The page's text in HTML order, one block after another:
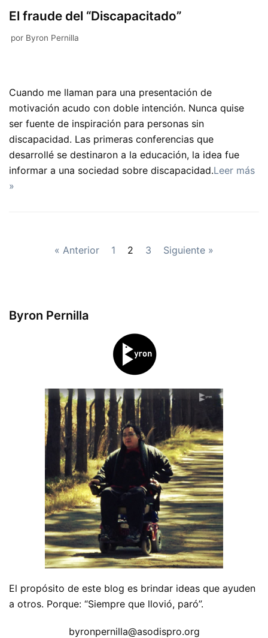
El fraude del “Discapacitado”
por Byron Pernilla
Cuando me llaman para una presentación de
motivación acudo con doble intención. Nunca quise
ser fuente de inspiración para personas sin
discapacidad. Las primeras conferencias que
desarrollé se destinaron a la educación, la idea fue
informar a una sociedad sobre discapacidad.Leer más
»
« Anterior 1 2 3 Siguiente »
Byron Pernilla
El propósito de este blog es brindar ideas que ayuden
a otros. Porque: “Siempre que llovió, paró”.
byronpernilla@asodispro.org